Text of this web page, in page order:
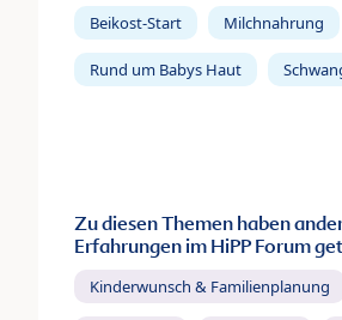
Beikost-Start Milchnahrung
Rund um Babys Haut
Zu diesen Themen haben
Erfahrungen im HiPP Forum
Kinderwunsch & Familienplanung